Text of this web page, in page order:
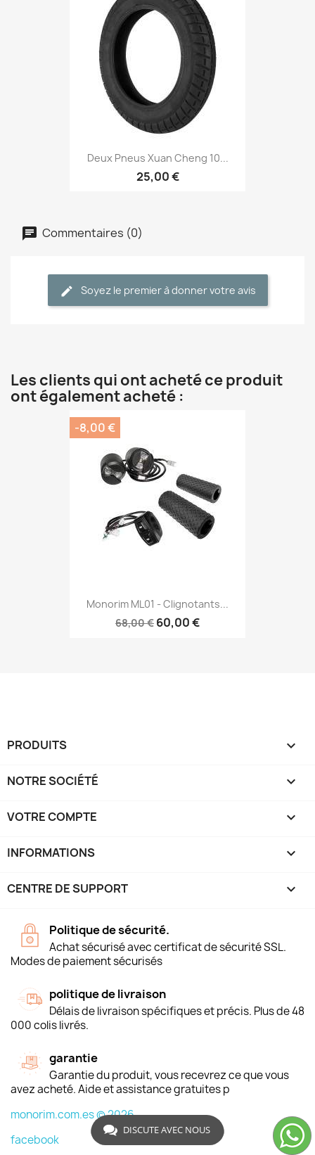
Deux Pneus Xuan Cheng 10...
25,00 €
Commentaires (0)
Soyez le premier à donner votre avis
Les clients qui ont acheté ce produit
ont également acheté :
Monorim ML01 - Clignotants...
68,00 € 60,00 €
-8,00 €
PRODUITS 
NOTRE SOCIÉTÉ 
VOTRE COMPTE 
INFORMATIONS keyboard_arrow_down
CENTRE DE SUPPORT 
Politique de sécurité.
Achat sécurisé avec certificat de sécurité SSL.
Modes de paiement sécurisés
politique de livraison
Délais de livraison spécifiques et précis. Plus de 48
000 colis livrés.
garantie
Garantie du produit, vous recevrez ce que vous
avez acheté. Aide et assistance gratuites p
monorim.com.es © 2026
facebook
DISCUTE AVEC NOUS